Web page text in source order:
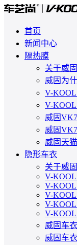
首页
新闻中心
隔热膜
关于威
威固为
V-KOOL
V-
威固
威固
威固天
隐形车衣
关于威
V-KOOL
V-KOOL
V-KOOL
V-KOOL
V-KOOL
威固车
威固车